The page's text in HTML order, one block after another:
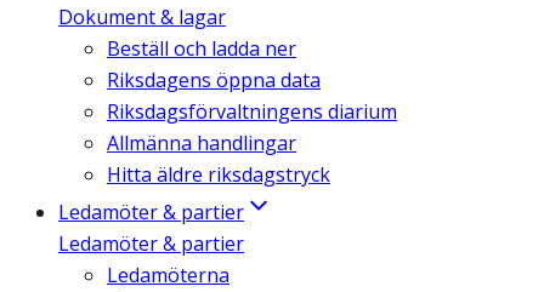
Dokument & lagar
Beställ och ladda ner
Riksdagens öppna data
Riksdagsförvaltningens diarium
Allmänna handlingar
Hitta äldre riksdagstryck
Ledamöter & partier
Ledamöter & partier
Ledamöterna